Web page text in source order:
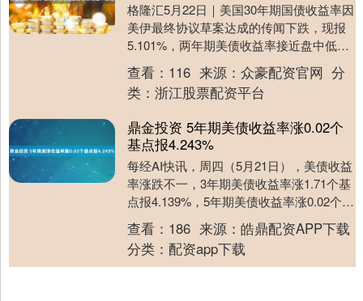
格隆汇5月22日｜美国30年期国债收益率因
美伊最终协议草案达成的传闻下跌，现报
5.101%，两年期美债收益率接近盘中低
点，报4.061%，10年期美债收益率现跌....
查看： 116 来源： 众豪配资官网 分
类： 浙江股票配资平台
鼎金投资 5年期美债收益率涨0.02个
基点报4.243%
每经AI快讯，周四（5月21日），美债收益
率涨跌不一，3年期美债收益率涨1.71个基
点报4.139%，5年期美债收益率涨0.02个基
点报4.243%，30年期美....
查看： 186 来源： 皓鼎配资APP下载
分类： 配资app下载